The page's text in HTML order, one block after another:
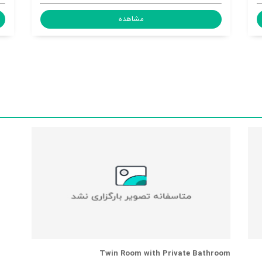
مشاهده
Twin Room with Private Bathroom